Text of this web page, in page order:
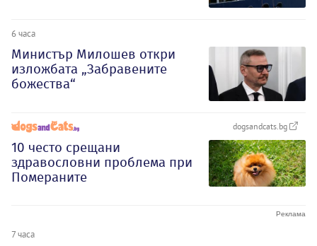
6 часа
Министър Милошев откри
изложбата „Забравените
божества“
dogsandcats.bg
10 често срещани
здравословни проблема при
Помераните
7 часа